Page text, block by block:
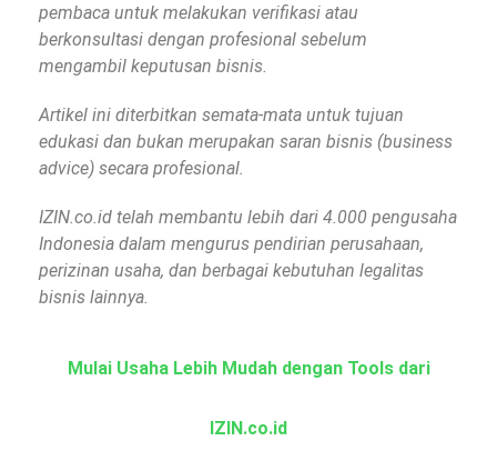
pembaca untuk melakukan verifikasi atau
berkonsultasi dengan profesional sebelum
mengambil keputusan bisnis.
Artikel ini diterbitkan semata-mata untuk tujuan
edukasi dan bukan merupakan saran bisnis (business
advice) secara profesional.
IZIN.co.id telah membantu lebih dari 4.000 pengusaha
Indonesia dalam mengurus pendirian perusahaan,
perizinan usaha, dan berbagai kebutuhan legalitas
bisnis lainnya.
Mulai Usaha Lebih Mudah dengan Tools dari
IZIN.co.id